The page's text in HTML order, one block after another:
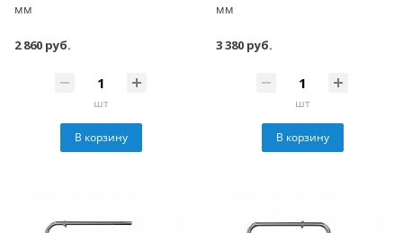
мм
2 860 руб.
шт
В корзину
мм
3 380 руб.
шт
В корзину